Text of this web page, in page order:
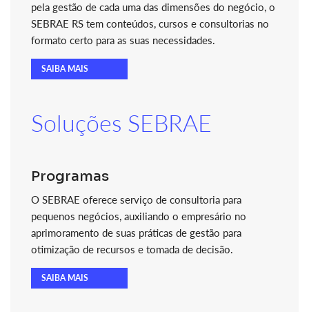
pela gestão de cada uma das dimensões do negócio, o
SEBRAE RS tem conteúdos, cursos e consultorias no
formato certo para as suas necessidades.
SAIBA MAIS
Soluções SEBRAE
Programas
O SEBRAE oferece serviço de consultoria para
pequenos negócios, auxiliando o empresário no
aprimoramento de suas práticas de gestão para
otimização de recursos e tomada de decisão.
SAIBA MAIS